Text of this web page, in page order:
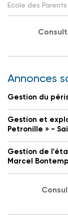
Ecole des
Annonces
Gestion du
Gestion et
Petronille » -
Gestion de
Marcel